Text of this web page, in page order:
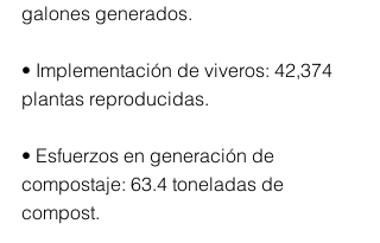
galones generados.
• Implementación de viveros: 42,374
plantas reproducidas.
• Esfuerzos en generación de
compostaje: 63.4 toneladas de
compost.